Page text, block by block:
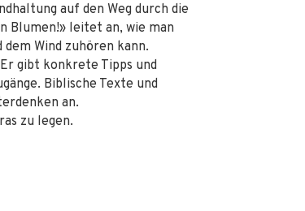
auf den Weg durch die
Blumen!» leitet an, wie man
Wind zuhören kann.
gibt konkrete Tipps und
Biblische Texte und
an.
zu legen.